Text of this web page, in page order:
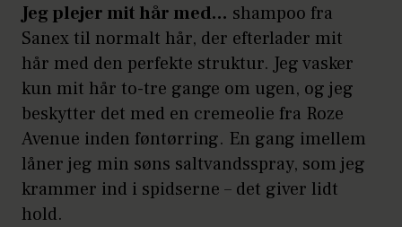
Jeg plejer mit hår med… shampoo fra
Sanex til normalt hår, der efterlader mit
hår med den perfekte struktur. Jeg vasker
kun mit hår to-tre gange om ugen, og jeg
beskytter det med en cremeolie fra Roze
Avenue inden føntørring. En gang imellem
låner jeg min søns saltvandsspray, som jeg
krammer ind i spidserne – det giver lidt
hold.